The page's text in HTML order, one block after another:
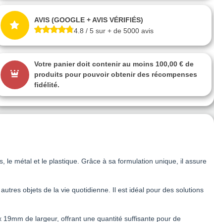
AVIS (GOOGLE + AVIS VÉRIFIÉS)
4.8 / 5 sur + de 5000 avis
Votre panier doit contenir au moins 100,00 € de
produits pour pouvoir obtenir des récompenses
fidélité.
le métal et le plastique. Grâce à sa formulation unique, il assure
objets de la vie quotidienne. Il est idéal pour des solutions
de largeur, offrant une quantité suffisante pour de